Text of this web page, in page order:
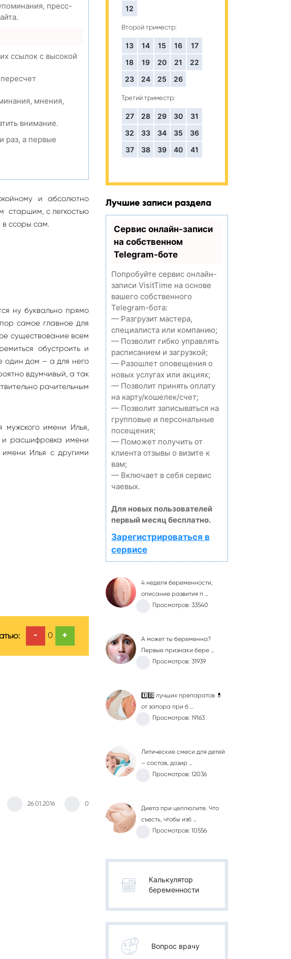
пресс-
ссылок с высокой
мнения,
внимание.
раз, а первые
и абсолютно
старшим, с легкостью
в ссоры сам.
ну буквально прямо
самое главное для
существование всем
обустроить и
один дом – а для него
вдумчивый, а так
рачительным
имени Илья,
и расшифровка имени
Илья с другими
- 0 +
26.01.2016 0
12
Второй триместр:
13 14 15 16
17
18
19 20 21
22
23
24 25 26
Третий триместр:
27 28 29 30
31
32
33 34 35
36
37
38 39 40 41
Лучшие записи раздела
Сервис онлайн-записи
на собственном
Telegram-боте
Попробуйте сервис онлайн-
записи VisitTime на основе
вашего собственного
Telegram-бота:
— Разгрузит мастера,
специалиста или компанию;
— Позволит гибко управлять
расписанием и загрузкой;
— Разошлет оповещения о
новых услугах или акциях;
— Позволит принять оплату
на карту/кошелек/счет;
— Позволит записываться на
групповые и персональные
посещения;
— Поможет получить от
клиента отзывы о визите к
вам;
— Включает в себя сервис
чаевых.
Для новых пользователей
первый месяц бесплатно.
Зарегистрироваться в
сервисе
4 неделя беременности,
описание развития п …
Просмотров: 33540
А может ты беременна?
Первые признаки бере …
Просмотров: 31939
1️⃣0️⃣ лучших препаратов 💊
от запора при б …
Просмотров: 19163
Литические смеси для детей
– состав, дозир …
Просмотров: 12036
Диета при целлюлите. Что
съесть, чтобы изб …
Просмотров: 10556
Калькулятор
беременности
Вопрос врачу